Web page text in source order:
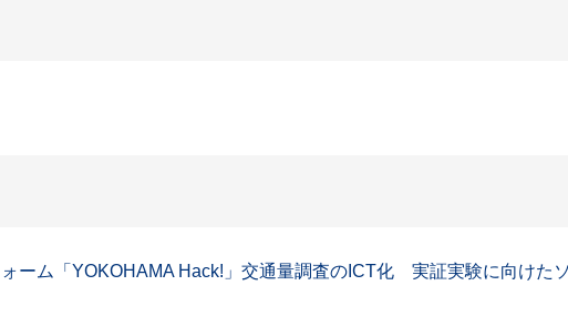
ーム「YOKOHAMA Hack!」交通量調査のICT化 実証実験に向けた